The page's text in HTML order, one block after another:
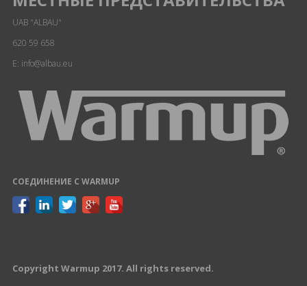
UAB "ALBAU"
620 59 658
E: info@albau.eu
СОЕДИНЕНИЕ С WARMUP
Copyright Warmup 2017. All rights reserved.